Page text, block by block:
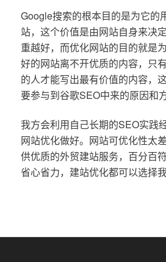
Google搜索的根本目的是为它的
站，这个价值是由网站自身来决
重越好，而优化网站的目的就是
好的网站离不开优质的内容，只
的人才能写出最有价值的内容，
要参与到谷歌SEO中来的原因和方
我方会利用自己长期的SEO实践
网站优化做好。网站可优化性太
供优质的外贸建站服务，百分百
省心省力，建站优化都可以选择我